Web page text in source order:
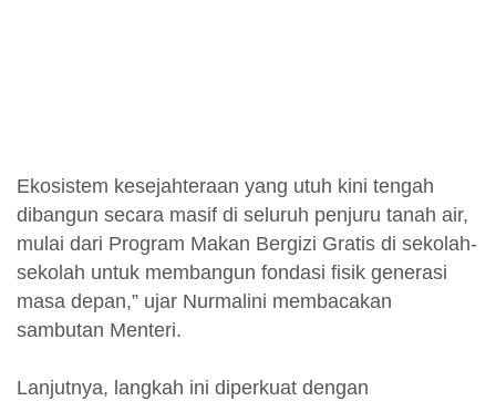
Ekosistem kesejahteraan yang utuh kini tengah
dibangun secara masif di seluruh penjuru tanah air,
mulai dari Program Makan Bergizi Gratis di sekolah-
sekolah untuk membangun fondasi fisik generasi
masa depan,” ujar Nurmalini membacakan
sambutan Menteri.
Lanjutnya, langkah ini diperkuat dengan